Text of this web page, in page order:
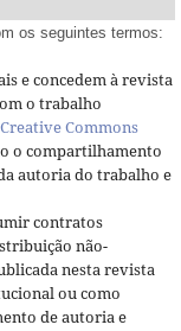
os seguintes termos:
e concedem à revista
o trabalho
Creative Commons
o compartilhamento
autoria do trabalho e
contratos
não-
nesta revista
ou como
de autoria e